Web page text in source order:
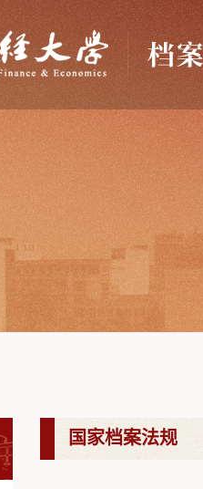
国家档案法规